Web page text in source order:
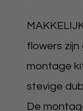
flowers
montage
stevige
De